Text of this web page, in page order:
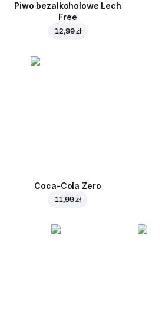
Piwo bezalkoholowe Lech
Free
12,99 zł
Coca-Cola Zero
11,99 zł